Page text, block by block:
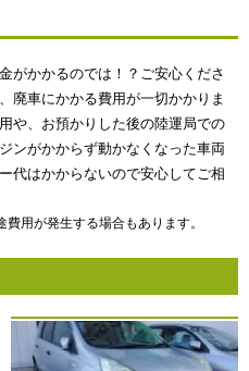
がかかるのでは！？ご安心くださ
廃車にかかる費用が一切かかりま
や、お預かりした後の陸運局での
ンがかからず動かなくなった車両
代はかからないので安心してご相
用が発生する場合もあります。